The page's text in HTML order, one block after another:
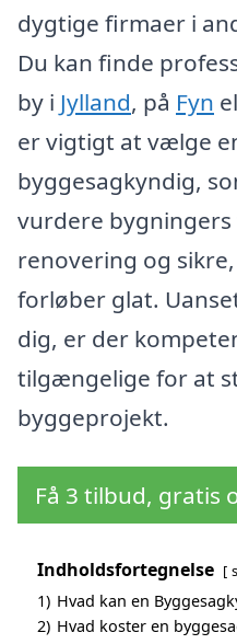
dygtige firmaer i
Du kan finde
by i Jylland, på Fyn
er vigtigt at vælge
byggesagkyndig,
vurdere
renovering og
forløber glat.
dig, er der
tilgængelige for at
byggeprojekt.
Få 3 tilbud, gratis
Indholdsfortegnelse
1) Hvad kan en
2) Hvad koster en